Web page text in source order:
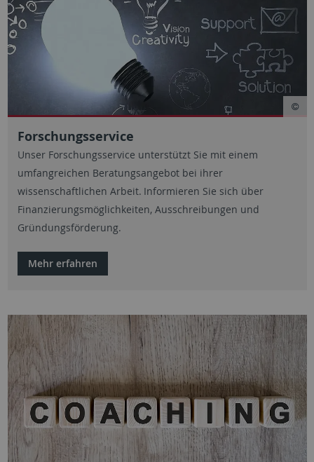
Forschungsservice
Unser Forschungsservice unterstützt Sie mit einem
umfangreichen Beratungsangebot bei ihrer
wissenschaftlichen Arbeit. Informieren Sie sich über
Finanzierungsmöglichkeiten, Ausschreibungen und
Gründungsförderung.
Mehr erfahren